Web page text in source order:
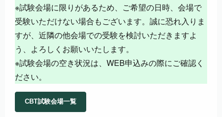
※試験会場に限りがあるため、ご希望の日時、会場で
受験いただけない場合もございます。誠に恐れ入りま
すが、近隣の他会場での受験を検討いただきますよ
う、よろしくお願いいたします。
※試験会場の空き状況は、WEB申込みの際にご確認く
ださい。
CBT試験会場一覧